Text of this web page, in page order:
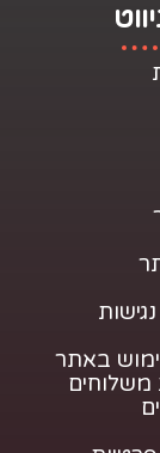
באתר
משלוחים